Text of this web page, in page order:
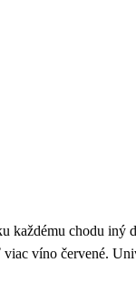
každému chodu
víno červené.